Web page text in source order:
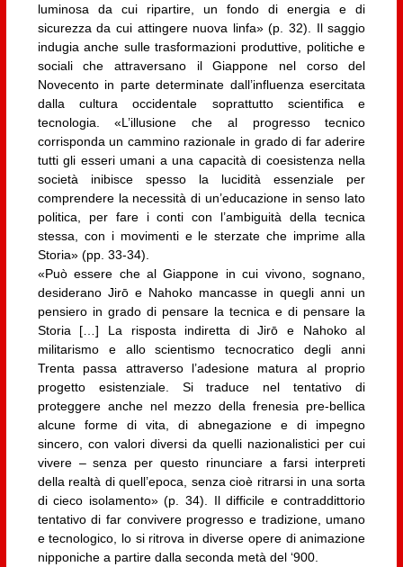
luminosa da cui ripartire, un fondo di energia e di
sicurezza da cui attingere nuova linfa» (p. 32). Il saggio
indugia anche sulle trasformazioni produttive, politiche e
sociali che attraversano il Giappone nel corso del
Novecento in parte determinate dall’influenza esercitata
dalla cultura occidentale soprattutto scientifica e
tecnologia. «L’illusione che al progresso tecnico
corrisponda un cammino razionale in grado di far aderire
tutti gli esseri umani a una capacità di coesistenza nella
società inibisce spesso la lucidità essenziale per
comprendere la necessità di un’educazione in senso lato
politica, per fare i conti con l’ambiguità della tecnica
stessa, con i movimenti e le sterzate che imprime alla
Storia» (pp. 33-34).
«Può essere che al Giappone in cui vivono, sognano,
desiderano Jirō e Nahoko mancasse in quegli anni un
pensiero in grado di pensare la tecnica e di pensare la
Storia […] La risposta indiretta di Jirō e Nahoko al
militarismo e allo scientismo tecnocratico degli anni
Trenta passa attraverso l’adesione matura al proprio
progetto esistenziale. Si traduce nel tentativo di
proteggere anche nel mezzo della frenesia pre-bellica
alcune forme di vita, di abnegazione e di impegno
sincero, con valori diversi da quelli nazionalistici per cui
vivere – senza per questo rinunciare a farsi interpreti
della realtà di quell’epoca, senza cioè ritrarsi in una sorta
di cieco isolamento» (p. 34). Il difficile e contraddittorio
tentativo di far convivere progresso e tradizione, umano
e tecnologico, lo si ritrova in diverse opere di animazione
nipponiche a partire dalla seconda metà del ‘900.